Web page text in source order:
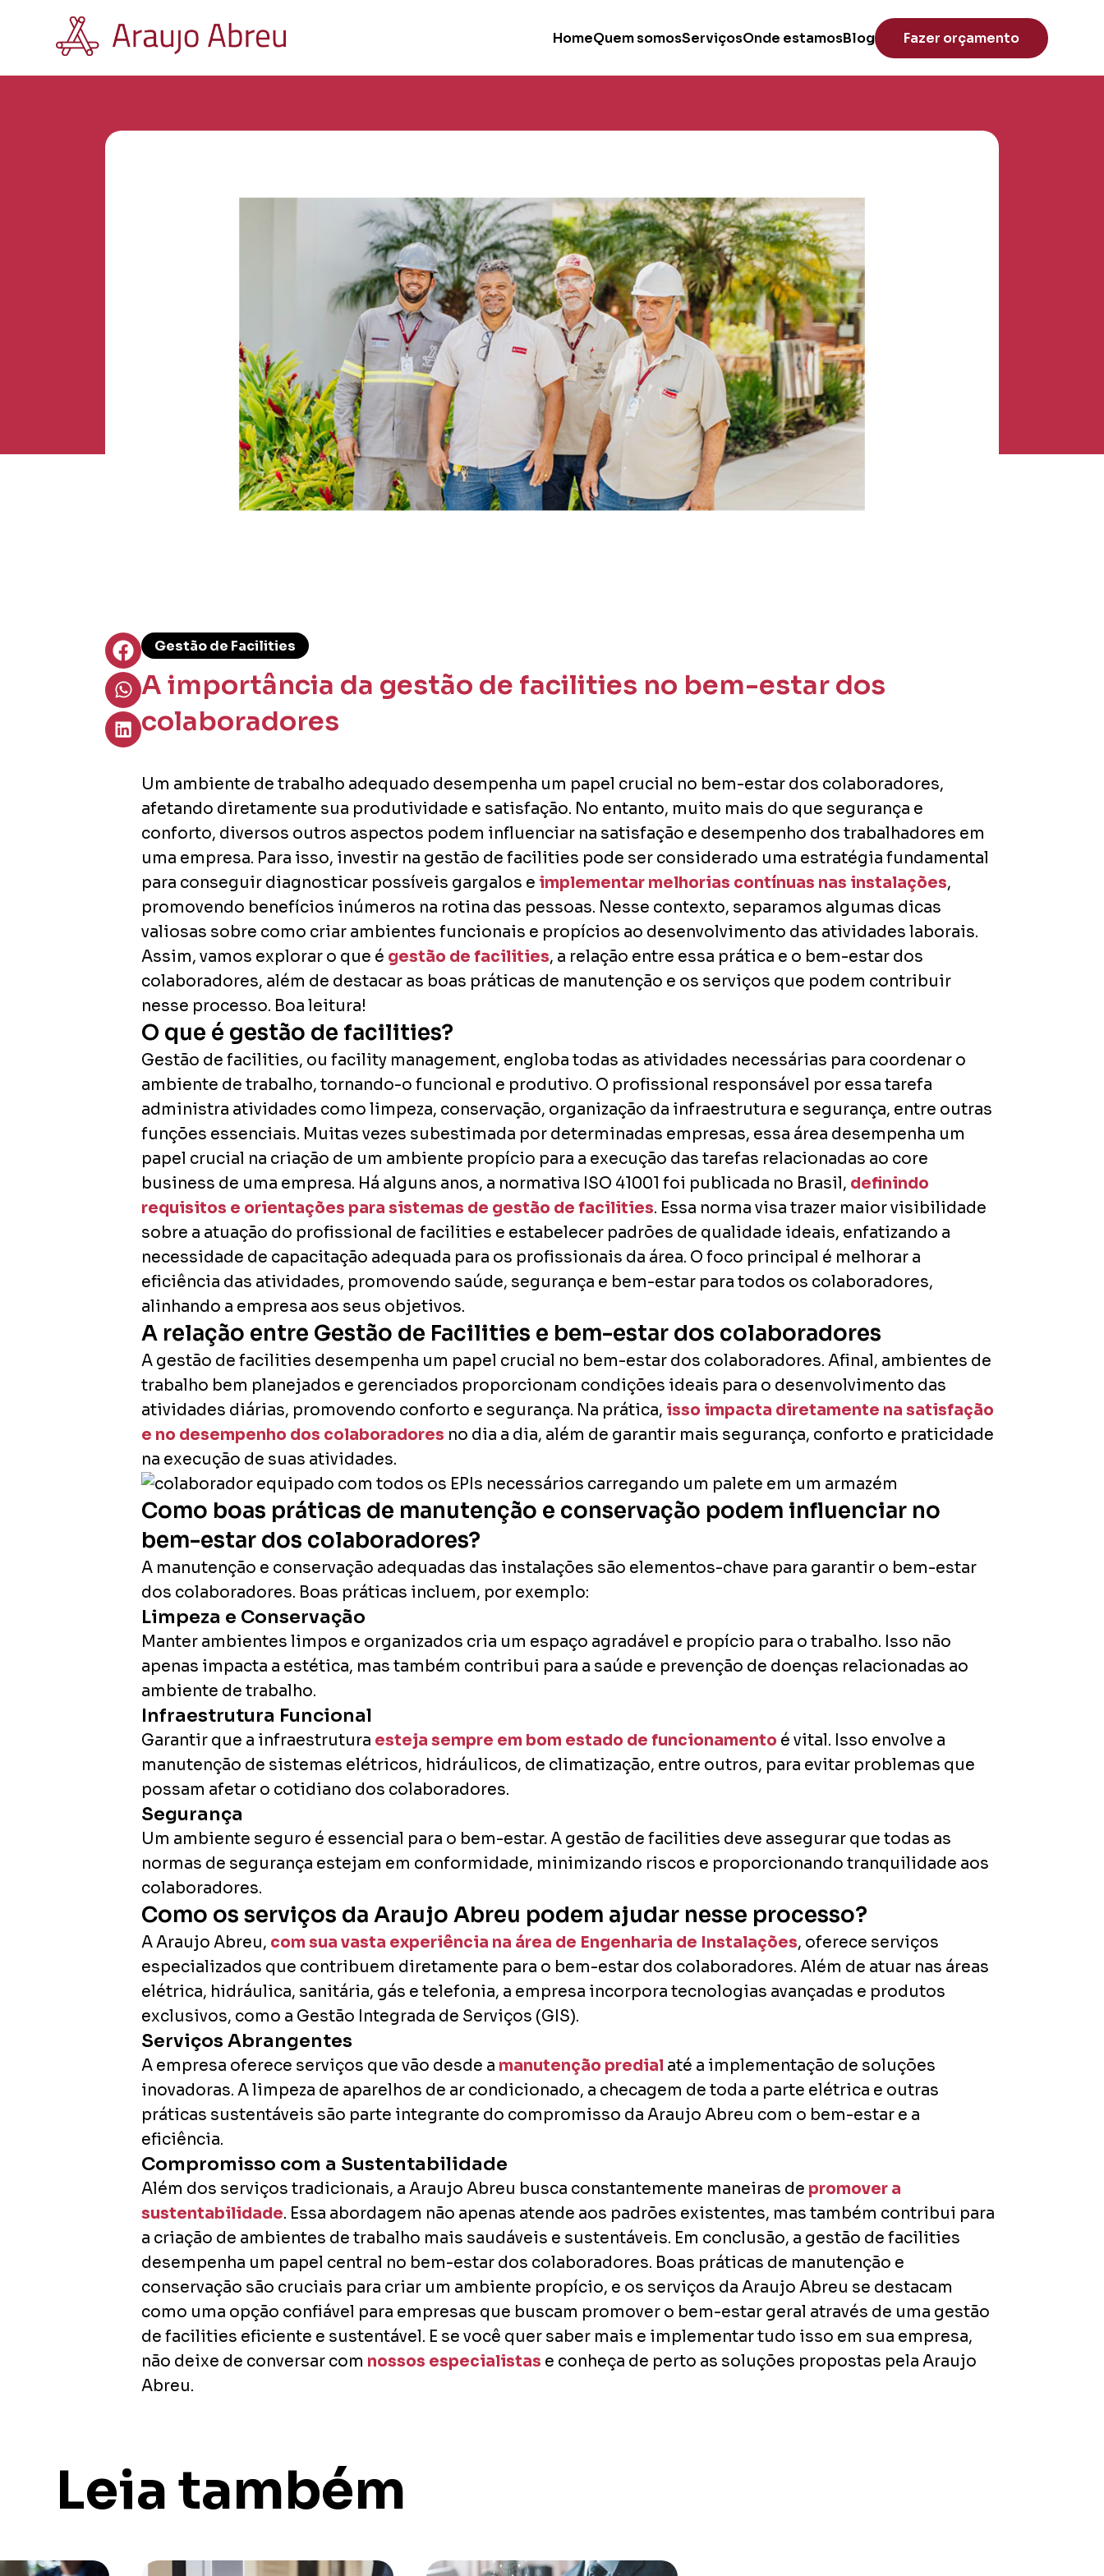
HomeQuem somosServiçosOnde estamosBlog Fazer orçamento
Gestão de Facilities
A importância da gestão de facilities no bem-estar dos
colaboradores
Um ambiente de trabalho adequado desempenha um papel crucial no bem-estar dos colaboradores,
afetando diretamente sua produtividade e satisfação. No entanto, muito mais do que segurança e
conforto, diversos outros aspectos podem influenciar na satisfação e desempenho dos trabalhadores em
uma empresa. Para isso, investir na gestão de facilities pode ser considerado uma estratégia fundamental
para conseguir diagnosticar possíveis gargalos e implementar melhorias contínuas nas instalações,
promovendo benefícios inúmeros na rotina das pessoas. Nesse contexto, separamos algumas dicas
valiosas sobre como criar ambientes funcionais e propícios ao desenvolvimento das atividades laborais.
Assim, vamos explorar o que é gestão de facilities, a relação entre essa prática e o bem-estar dos
colaboradores, além de destacar as boas práticas de manutenção e os serviços que podem contribuir
nesse processo. Boa leitura!
O que é gestão de facilities?
Gestão de facilities, ou facility management, engloba todas as atividades necessárias para coordenar o
ambiente de trabalho, tornando-o funcional e produtivo. O profissional responsável por essa tarefa
administra atividades como limpeza, conservação, organização da infraestrutura e segurança, entre outras
funções essenciais. Muitas vezes subestimada por determinadas empresas, essa área desempenha um
papel crucial na criação de um ambiente propício para a execução das tarefas relacionadas ao core
business de uma empresa. Há alguns anos, a normativa ISO 41001 foi publicada no Brasil, definindo
requisitos e orientações para sistemas de gestão de facilities. Essa norma visa trazer maior visibilidade
sobre a atuação do profissional de facilities e estabelecer padrões de qualidade ideais, enfatizando a
necessidade de capacitação adequada para os profissionais da área. O foco principal é melhorar a
eficiência das atividades, promovendo saúde, segurança e bem-estar para todos os colaboradores,
alinhando a empresa aos seus objetivos.
A relação entre Gestão de Facilities e bem-estar dos colaboradores
A gestão de facilities desempenha um papel crucial no bem-estar dos colaboradores. Afinal, ambientes de
trabalho bem planejados e gerenciados proporcionam condições ideais para o desenvolvimento das
atividades diárias, promovendo conforto e segurança. Na prática, isso impacta diretamente na satisfação
e no desempenho dos colaboradores no dia a dia, além de garantir mais segurança, conforto e praticidade
na execução de suas atividades.
Como boas práticas de manutenção e conservação podem influenciar no
bem-estar dos colaboradores?
A manutenção e conservação adequadas das instalações são elementos-chave para garantir o bem-estar
dos colaboradores. Boas práticas incluem, por exemplo:
Limpeza e Conservação
Manter ambientes limpos e organizados cria um espaço agradável e propício para o trabalho. Isso não
apenas impacta a estética, mas também contribui para a saúde e prevenção de doenças relacionadas ao
ambiente de trabalho.
Infraestrutura Funcional
Garantir que a infraestrutura esteja sempre em bom estado de funcionamento é vital. Isso envolve a
manutenção de sistemas elétricos, hidráulicos, de climatização, entre outros, para evitar problemas que
possam afetar o cotidiano dos colaboradores.
Segurança
Um ambiente seguro é essencial para o bem-estar. A gestão de facilities deve assegurar que todas as
normas de segurança estejam em conformidade, minimizando riscos e proporcionando tranquilidade aos
colaboradores.
Como os serviços da Araujo Abreu podem ajudar nesse processo?
A Araujo Abreu, com sua vasta experiência na área de Engenharia de Instalações, oferece serviços
especializados que contribuem diretamente para o bem-estar dos colaboradores. Além de atuar nas áreas
elétrica, hidráulica, sanitária, gás e telefonia, a empresa incorpora tecnologias avançadas e produtos
exclusivos, como a Gestão Integrada de Serviços (GIS).
Serviços Abrangentes
A empresa oferece serviços que vão desde a manutenção predial até a implementação de soluções
inovadoras. A limpeza de aparelhos de ar condicionado, a checagem de toda a parte elétrica e outras
práticas sustentáveis são parte integrante do compromisso da Araujo Abreu com o bem-estar e a
eficiência.
Compromisso com a Sustentabilidade
Além dos serviços tradicionais, a Araujo Abreu busca constantemente maneiras de promover a
sustentabilidade. Essa abordagem não apenas atende aos padrões existentes, mas também contribui para
a criação de ambientes de trabalho mais saudáveis e sustentáveis. Em conclusão, a gestão de facilities
desempenha um papel central no bem-estar dos colaboradores. Boas práticas de manutenção e
conservação são cruciais para criar um ambiente propício, e os serviços da Araujo Abreu se destacam
como uma opção confiável para empresas que buscam promover o bem-estar geral através de uma gestão
de facilities eficiente e sustentável. E se você quer saber mais e implementar tudo isso em sua empresa,
não deixe de conversar com nossos especialistas e conheça de perto as soluções propostas pela Araujo
Abreu.
Leia também